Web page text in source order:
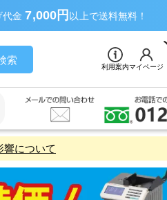
代金7,000円 以上で送料無料！
索
利用案内マイページ
響について